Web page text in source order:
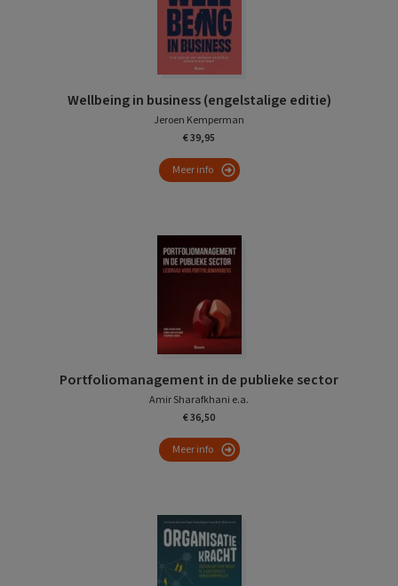
Wellbeing in business (engelstalige editie)
Jeroen Kemperman
€ 39,95
Meer info
Portfoliomanagement in de publieke sector
Amir Sharafkhani e.a.
€ 36,50
Meer info